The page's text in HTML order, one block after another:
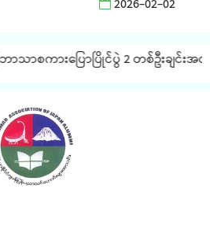
2026-02-02
သာစကားပြောပြိုင်ပွဲ 2 တစ်ဦးချင်းအလို